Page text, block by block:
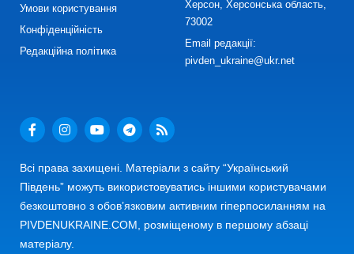
Умови користування
Конфіденційність
Редакційна політика
Херсон, Херсонська область,
73002
Email редакції:
pivden_ukraine@ukr.net
Всі права захищені. Матеріали з сайту “Український
Південь” можуть використовуватись іншими користувачами
безкоштовно з обов’язковим активним гіперпосиланням на
PIVDENUKRAINE.COM, розміщеному в першому абзаці
матеріалу.